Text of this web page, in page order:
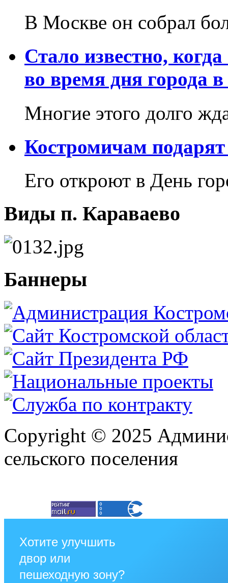
В Москве он собрал
Стало известно,
во время дня города
Многие этого долго
Костромичам подарят
Его откроют в День
Виды п. Караваево
Баннеры
Copyright © 2025
сельского поселения
Хотите улучшить
двор или
пешеходную зону?